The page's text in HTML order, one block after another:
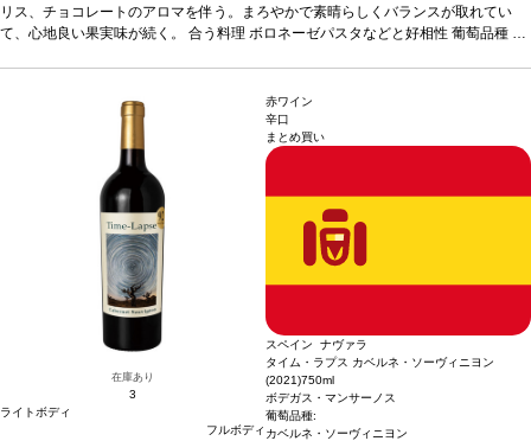
は自動的に次のヴィンテージに変更されます、ご了承ください。
リス、チョコレートのアロマを伴う。まろやかで素晴らしくバランスが取れてい
て、心地良い果実味が続く。 合う料理 ボロネーゼパスタなどと好相性 葡萄品種 テ
在庫あり
3
ライトボディ
フルボディ
赤ワイン
辛口
まとめ買い
スペイン ナヴァラ
タイム・ラプス カベルネ・ソーヴィニヨン
(2021)750ml
ボデガス・マンサーノス
葡萄品種:
カベルネ・ソーヴィニヨン